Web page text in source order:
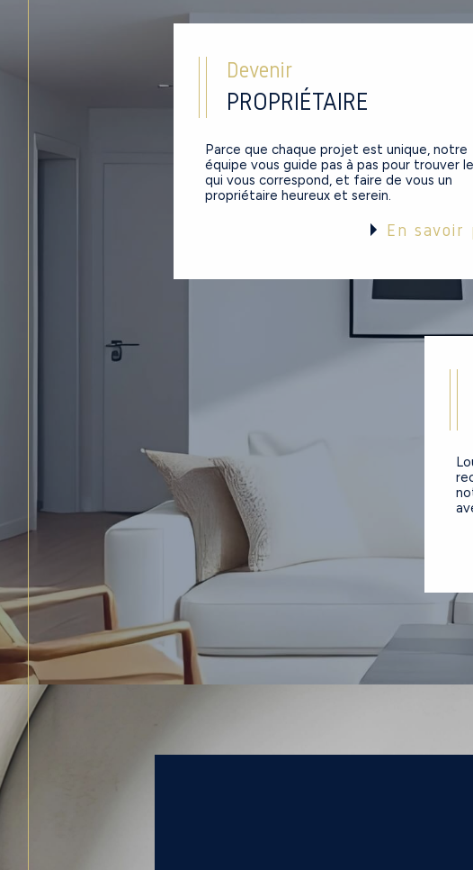
Devenir
PROPRIÉTAIRE
Parce que chaque projet est unique, notre
équipe vous guide pas à pas pour trouver
qui vous correspond, et faire de vous un
propriétaire heureux et serein.
En savoir